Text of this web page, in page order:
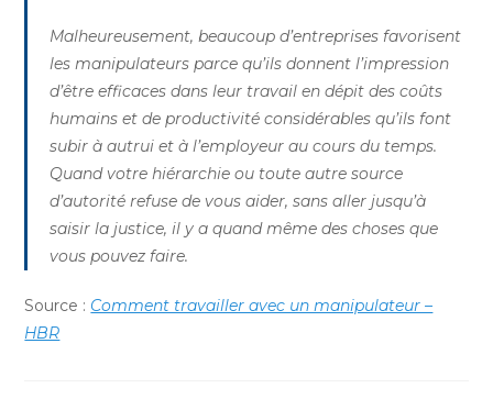
Malheureusement, beaucoup d’entreprises favorisent
les manipulateurs parce qu’ils donnent l’impression
d’être efficaces dans leur travail en dépit des coûts
humains et de productivité considérables qu’ils font
subir à autrui et à l’employeur au cours du temps.
Quand votre hiérarchie ou toute autre source
d’autorité refuse de vous aider, sans aller jusqu’à
saisir la justice, il y a quand même des choses que
vous pouvez faire.
Source : Comment travailler avec un manipulateur –
HBR